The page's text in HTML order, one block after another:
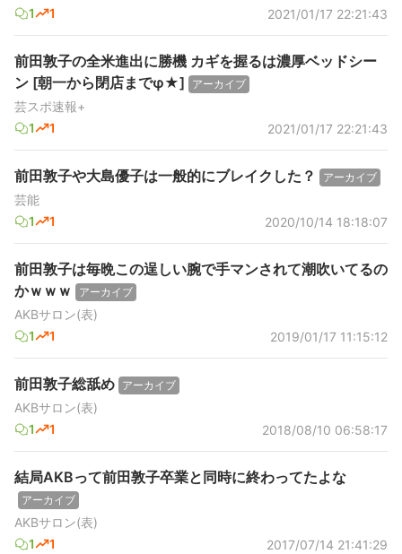
1
1 2021/01/17 22:21:43
前田敦子の全米進出に勝機 カギを握るは濃厚ベッドシー
ン [朝一から閉店までφ★]
アーカイブ
芸スポ速報+
1
1 2021/01/17 22:21:43
前田敦子や大島優子は一般的にブレイクした？ アーカイブ
芸能
1
1 2020/10/14 18:18:07
前田敦子は毎晩この逞しい腕で手マンされて潮吹いてるの
かｗｗｗ
アーカイブ
AKBサロン(表)
1
1 2019/01/17 11:15:12
前田敦子総舐め アーカイブ
AKBサロン(表)
1
1 2018/08/10 06:58:17
結局AKBって前田敦子卒業と同時に終わってたよな
アーカイブ
AKBサロン(表)
1
1 2017/07/14 21:41:29